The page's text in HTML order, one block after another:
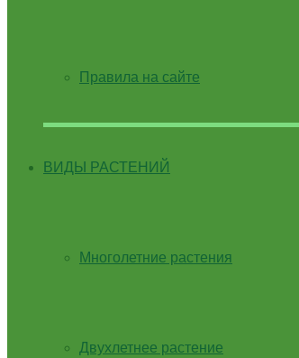
Правила на сайте
ВИДЫ РАСТЕНИЙ
Многолетние растения
Двухлетнее растение